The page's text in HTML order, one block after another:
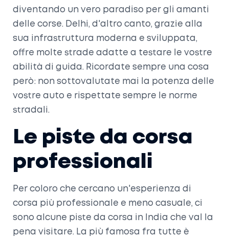
diventando un vero paradiso per gli amanti
delle corse. Delhi, d'altro canto, grazie alla
sua infrastruttura moderna e sviluppata,
offre molte strade adatte a testare le vostre
abilità di guida. Ricordate sempre una cosa
però: non sottovalutate mai la potenza delle
vostre auto e rispettate sempre le norme
stradali.
Le piste da corsa
professionali
Per coloro che cercano un'esperienza di
corsa più professionale e meno casuale, ci
sono alcune piste da corsa in India che val la
pena visitare. La più famosa fra tutte è